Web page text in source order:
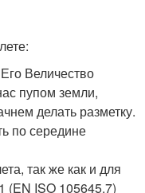
Величество
пупом земли,
делать разметку.
по середине
так же как и для
(EN ISO 105645.7)